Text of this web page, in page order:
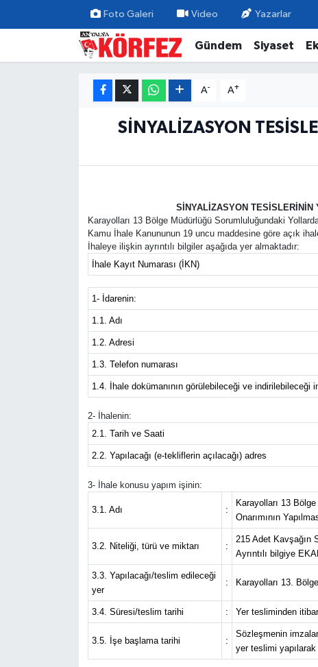
Foto Galeri Video Yazarlar
Gündem Siyaset
A- A+
SİNYALİZASYON
SİNYALİZASYON
Karayolları 13 Bölge Müdürlüğü Sorumluluğundaki
Kamu İhale Kanununun 19 uncu maddesine göre açık
İhaleye ilişkin ayrıntılı bilgiler aşağıda yer almaktadır:
İhale Kayıt Numarası (İKN)
1- İdarenin:
1.1. Adı
1.2. Adresi
1.3. Telefon numarası
1.4. İhale dokümanının görülebileceği ve indirilebileceği
2- İhalenin:
2.1. Tarih ve Saati
2.2. Yapılacağı (e-tekliflerin açılacağı) adres
3- İhale konusu yapım işinin:
3.1. Adı :
Karayolları 13
Onarımının
3.2. Niteliği, türü ve miktarı :
215 Adet Kavşağın
Ayrıntılı bilgiye
3.3. Yapılacağı/teslim edileceği
yer
: Karayolları 13.
3.4. Süresi/teslim tarihi : Yer tesliminden
3.5. İşe başlama tarihi :
Sözleşmenin
yer teslimi
Gündem
Kültür ve Sanat
Sivil Toplum
Bilim ve Teknoloji
Nöbetçi Eczaneler
Hava Durumu
Son Dakika Haberleri
Haber Arşivi